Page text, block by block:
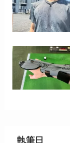
執筆日